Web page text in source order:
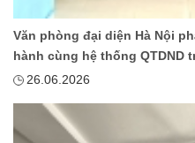
Văn phòng đại diện Hà Nội
hành cùng hệ thống QTDND
26.06.2026